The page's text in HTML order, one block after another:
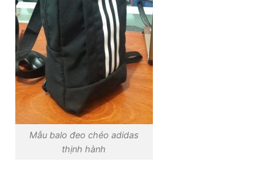
Mẫu balo đeo chéo adidas
thịnh hành